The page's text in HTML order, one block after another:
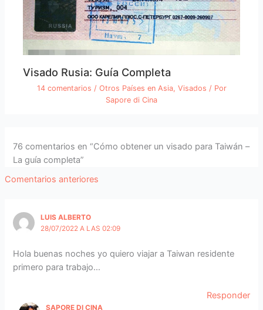
Visado Rusia: Guía Completa
14 comentarios / Otros Países en Asia, Visados / Por
Sapore di Cina
76 comentarios en “Cómo obtener un visado para Taiwán –
La guía completa”
Comentarios
Comentarios anteriores
LUIS ALBERTO
28/07/2022 A LAS 02:09
Hola buenas noches yo quiero viajar a Taiwan residente
primero para trabajo…
Responder
SAPORE DI CINA